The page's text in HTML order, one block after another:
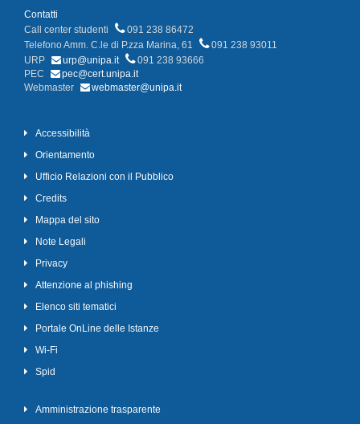
Contatti
Call center studenti
091 238 86472
Telefono Amm. C.le di P.zza Marina, 61
091 238 93011
URP
urp@unipa.it
091 238 93666
PEC
pec@cert.unipa.it
Webmaster
webmaster@unipa.it
Accessibilità
Orientamento
Ufficio Relazioni con il Pubblico
Credits
Mappa del sito
Note Legali
Privacy
Attenzione al phishing
Elenco siti tematici
Portale OnLine delle Istanze
Wi-Fi
Spid
Amministrazione trasparente